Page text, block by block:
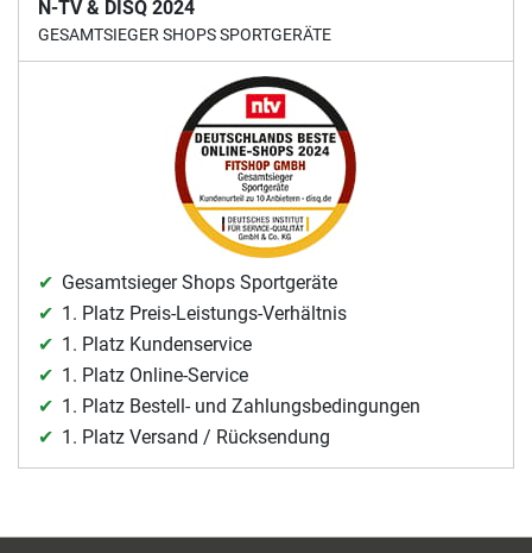
N-TV & DISQ 2024
GESAMTSIEGER SHOPS SPORTGERÄTE
Gesamtsieger Shops Sportgeräte
1. Platz Preis-Leistungs-Verhältnis
1. Platz Kundenservice
1. Platz Online-Service
1. Platz Bestell- und Zahlungsbedingungen
1. Platz Versand / Rücksendung